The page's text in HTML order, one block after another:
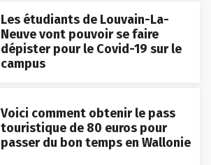
Les étudiants de Louvain-La-
Neuve vont pouvoir se faire
dépister pour le Covid-19 sur le
campus
Voici comment obtenir le pass
touristique de 80 euros pour
passer du bon temps en Wallonie